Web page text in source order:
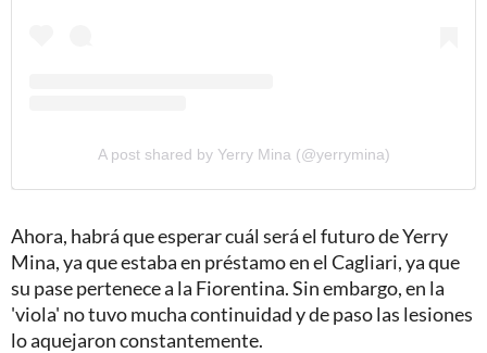
A post shared by Yerry Mina (@yerrymina)
Ahora, habrá que esperar cuál será el futuro de Yerry
Mina, ya que estaba en préstamo en el Cagliari, ya que
su pase pertenece a la Fiorentina. Sin embargo, en la
'viola' no tuvo mucha continuidad y de paso las lesiones
lo aquejaron constantemente.